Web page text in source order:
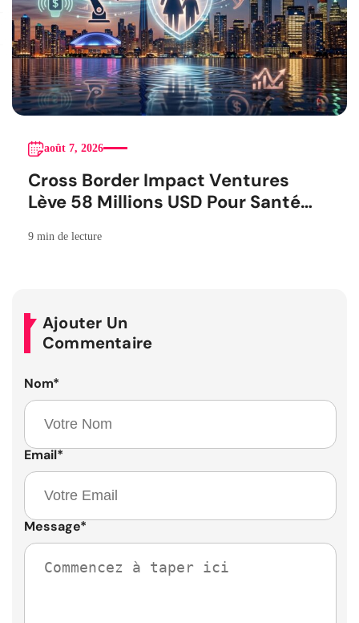
août 7, 2026
Cross Border Impact Ventures
Lève 58 Millions USD Pour Santé
9 min de lecture
Ajouter Un
Commentaire
Nom*
Email*
Message*